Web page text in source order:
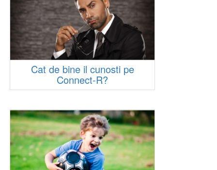
Cat de bine il cunosti pe
Connect-R?